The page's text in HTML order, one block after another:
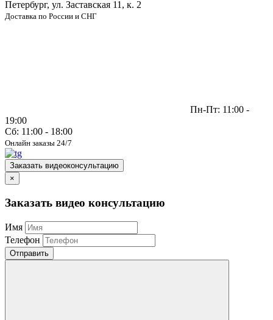
Петербург, ул. Заставская 11, к. 2
Доставка по России и СНГ
Пн-Пт: 11:00 -
19:00
Сб: 11:00 - 18:00
Онлайн заказы 24/7
Заказать видеоконсультацию
×
Заказать видео консультацию
Имя
Телефон
Отправить